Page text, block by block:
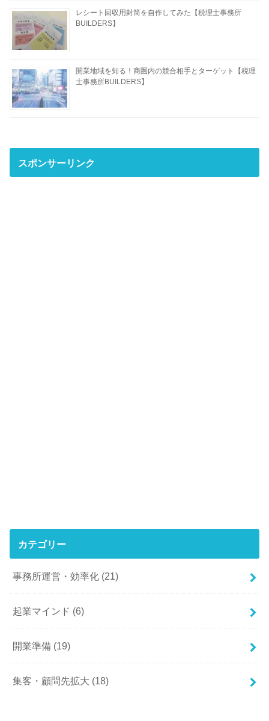
レシート回収用封筒を自作してみた【税理士事務所
BUILDERS】
開業地域を知る！商圏内の競合相手とターゲット【税理
士事務所BUILDERS】
スポンサーリンク
カテゴリー
事務所運営・効率化 (21)
起業マインド (6)
開業準備 (19)
集客・顧問先拡大 (18)